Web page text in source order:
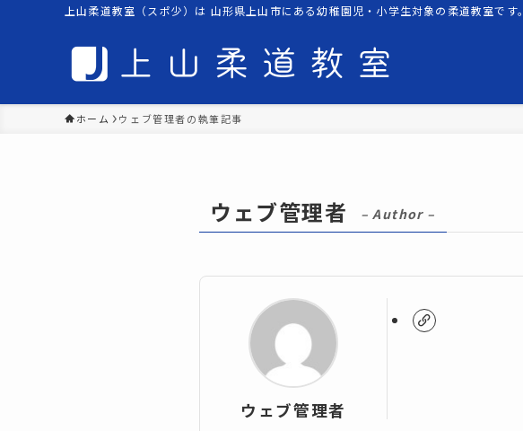
上山柔道教室（スポ少）は 山形県上山市にある幼稚園児・小学生対象の柔道教室です。
ホーム ウェブ管理者の執筆記事
ウェブ管理者 – Author –
ウェブ管理者